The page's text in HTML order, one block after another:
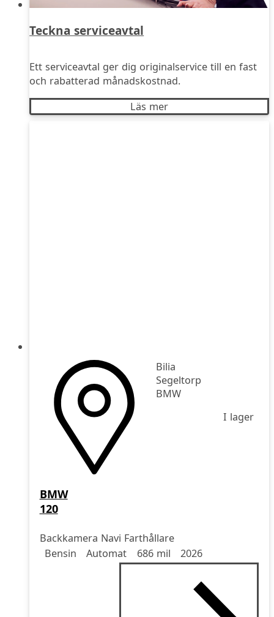
Teckna serviceavtal
Ett serviceavtal ger dig originalservice till en fast
och rabatterad månadskostnad.
Läs mer
Bilia
Segeltorp
BMW
I lager
BMW
120
Backkamera Navi Farthållare
Drivmedel
Bensin
Drivmedel Automat
Miltal 686 mil
årsmodell 2026